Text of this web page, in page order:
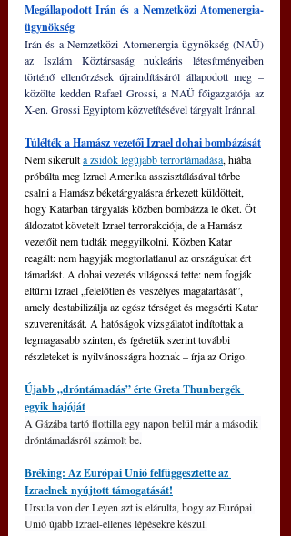
Megállapodott Irán és a Nemzetközi Atomenergia-
ügynökség
Irán és a Nemzetközi Atomenergia-ügynökség (NAÜ)
az Iszlám Köztársaság nukleáris létesítményeiben
történő ellenőrzések újraindításáról állapodott meg –
közölte kedden Rafael Grossi, a NAÜ főigazgatója az
X-en. Grossi Egyiptom közvetítésével tárgyalt Iránnal.
Túlélték a Hamász vezetői Izrael dohai bombázását
Nem sikerült a zsidók legújabb terrortámadása, hiába
próbálta meg Izrael Amerika asszisztálásával tőrbe
csalni a Hamász béketárgyalásra érkezett küldötteit,
hogy Katarban tárgyalás közben bombázza le őket. Öt
áldozatot követelt Izrael terrorakciója, de a Hamász
vezetőit nem tudták meggyilkolni. Közben Katar
reagált: nem hagyják megtorlatlanul az országukat ért
támadást. A dohai vezetés világossá tette: nem fogják
eltűrni Izrael „felelőtlen és veszélyes magatartását”,
amely destabilizálja az egész térséget és megsérti Katar
szuverenitását. A hatóságok vizsgálatot indítottak a
legmagasabb szinten, és ígéretük szerint további
részleteket is nyilvánosságra hoznak – írja az Origo.
Újabb „dróntámadás” érte Greta Thunbergék
egyik hajóját
A Gázába tartó flottilla egy napon belül már a második
dróntámadásról számolt be.
Bréking: Az Európai Unió felfüggesztette az
Izraelnek nyújtott támogatását!
Ursula von der Leyen azt is elárulta, hogy az Európai
Unió újabb Izrael-ellenes lépésekre készül.